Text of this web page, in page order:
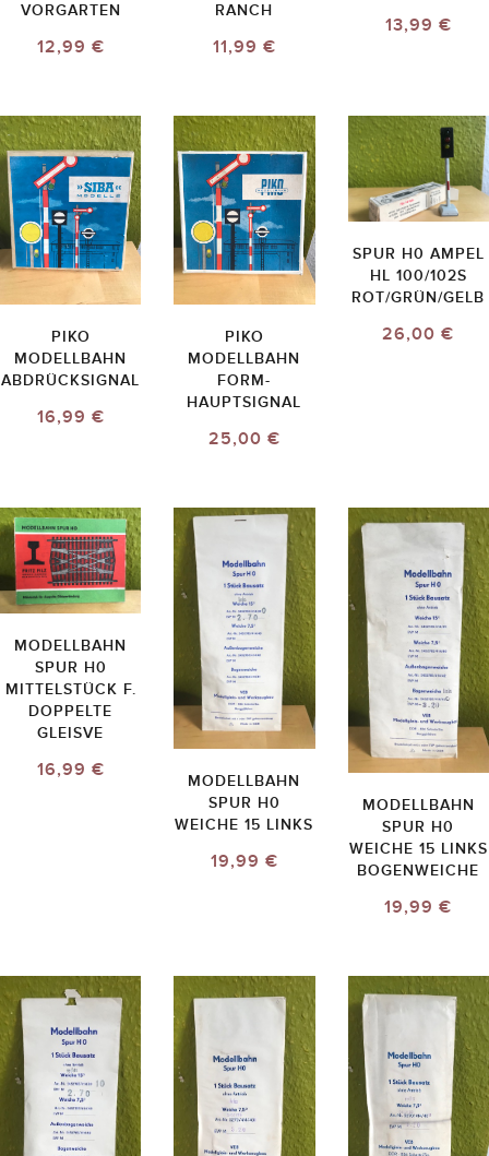
VORGARTEN
12,99 €
RANCH
11,99 €
13,99 €
PIKO
MODELLBAHN
ABDRÜCKSIGNAL
16,99 €
PIKO
MODELLBAHN
FORM-
HAUPTSIGNAL
25,00 €
SPUR H0 AMPEL
HL 100/102S
ROT/GRÜN/GELB
26,00 €
MODELLBAHN
SPUR H0
MITTELSTÜCK F.
DOPPELTE
GLEISVE
16,99 €
MODELLBAHN
SPUR H0
WEICHE 15 LINKS
19,99 €
MODELLBAHN
SPUR H0
WEICHE 15 LINKS
BOGENWEICHE
19,99 €